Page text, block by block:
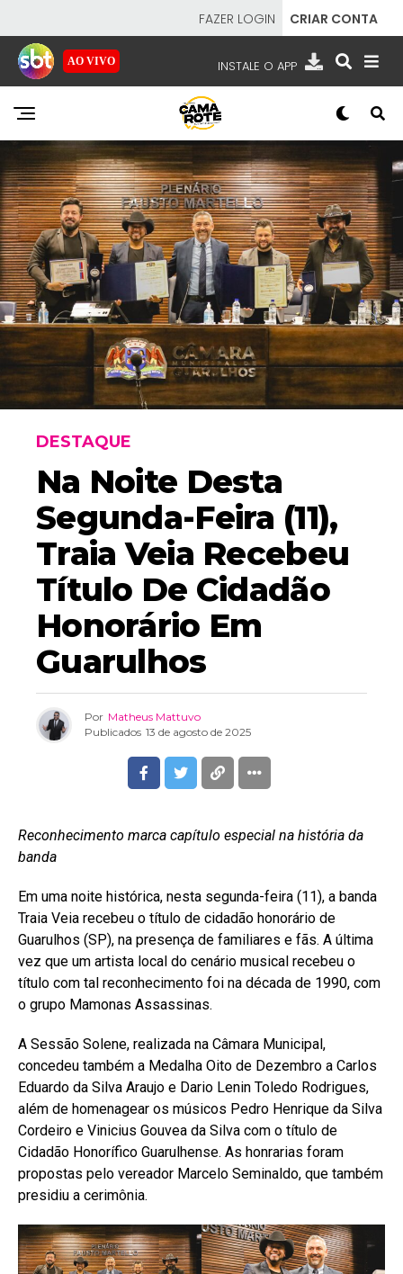
FAZER LOGIN CRIAR CONTA
AO VIVO INSTALE O APP
EMISSORAS
NOSSAS REDES APP TV SBT
SBT- SISTEMA BRASILEIRO DE TELEVISÃO
DESTAQUE
Na Noite Desta
Segunda-Feira (11),
Traia Veia Recebeu
Título De Cidadão
Honorário Em
Guarulhos
Por Matheus Mattuvo
Publicados 13 de agosto de 2025
Reconhecimento marca capítulo especial na história da
banda
Em uma noite histórica, nesta segunda-feira (11), a banda
Traia Veia recebeu o título de cidadão honorário de
Guarulhos (SP), na presença de familiares e fãs. A última
vez que um artista local do cenário musical recebeu o
título com tal reconhecimento foi na década de 1990, com
o grupo Mamonas Assassinas.
A Sessão Solene, realizada na Câmara Municipal,
concedeu também a Medalha Oito de Dezembro a Carlos
Eduardo da Silva Araujo e Dario Lenin Toledo Rodrigues,
além de homenagear os músicos Pedro Henrique da Silva
Cordeiro e Vinicius Gouvea da Silva com o título de
Cidadão Honorífico Guarulhense. As honrarias foram
propostas pelo vereador Marcelo Seminaldo, que também
presidiu a cerimônia.